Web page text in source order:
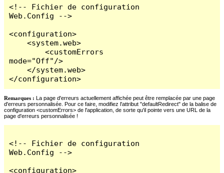
<!-- Fichier de configuration
Web.Config -->
<configuration>
    <system.web>
        <customErrors
mode="Off"/>
    </system.web>
</configuration>
Remarques : La page d'erreurs actuellement affichée peut être remplacée par une page
d'erreurs personnalisée. Pour ce faire, modifiez l'attribut "defaultRedirect" de la balise de
configuration <customErrors> de l'application, de sorte qu'il pointe vers une URL de la
page d'erreurs personnalisée !
<!-- Fichier de configuration
Web.Config -->
<configuration>